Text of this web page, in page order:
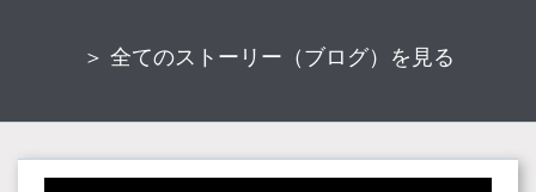
＞ 全てのストーリー（ブログ）を見る